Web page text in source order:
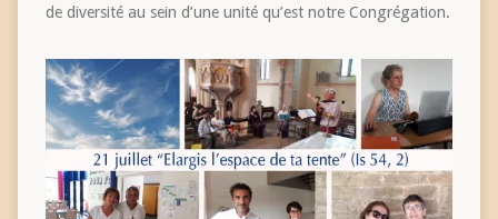
de diversité au sein d’une unité qu’est notre Congrégation.